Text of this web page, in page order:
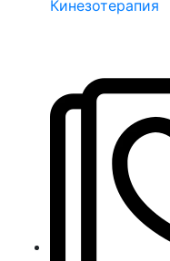
Кинезотерапия